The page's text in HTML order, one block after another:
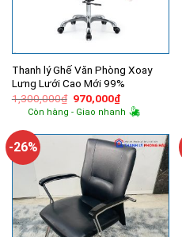
Thanh lý Ghế Văn Phòng Xoay
Lưng Lưới Cao Mới 99%
1,300,000₫ Giá
gốc
là:
970,000₫Giá
hiện
tại
970,000₫.
Còn hàng - Giao nhanh
-26%